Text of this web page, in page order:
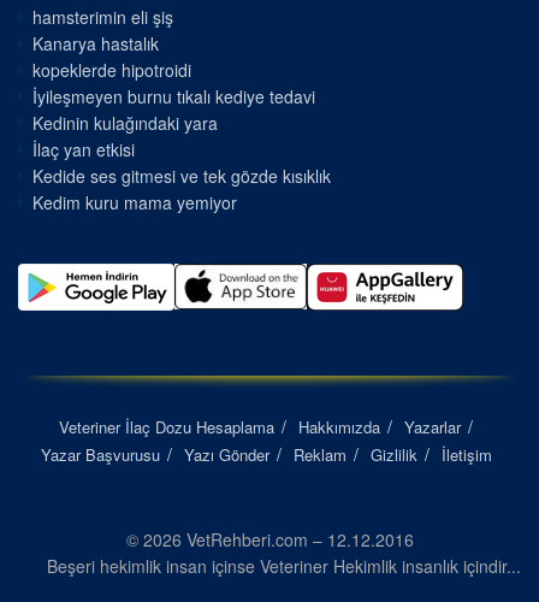
hamsterimin eli şiş
Kanarya hastalık
kopeklerde hipotroidi
İyileşmeyen burnu tıkalı kediye tedavi
Kedinin kulağındaki yara
İlaç yan etkisi
Kedide ses gitmesi ve tek gözde kısıklık
Kedim kuru mama yemiyor
Veteriner İlaç Dozu Hesaplama Hakkımızda
Yazarlar
Yazar Başvurusu
Yazı Gönder Reklam Gizlilik İletişim
© 2026 VetRehberi.com – 12.12.2016
Beşeri hekimlik insan içinse Veteriner Hekimlik insanlık içindir...